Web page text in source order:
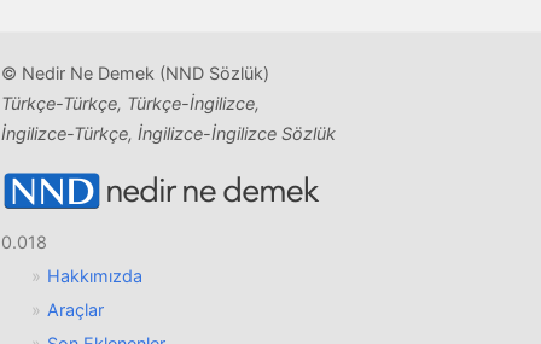
© Nedir Ne Demek (NND Sözlük)
Türkçe-Türkçe, Türkçe-İngilizce,
İngilizce-Türkçe, İngilizce-İngilizce Sözlük
0.018
Hakkımızda
Araçlar